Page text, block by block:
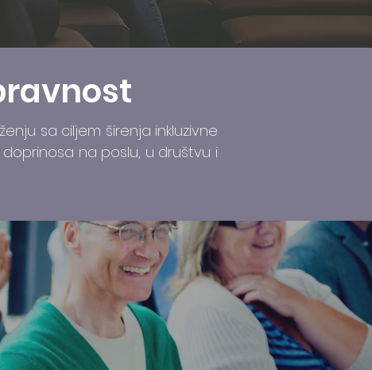
sa ciljem širenja inkluzivne
na poslu, u društvu i